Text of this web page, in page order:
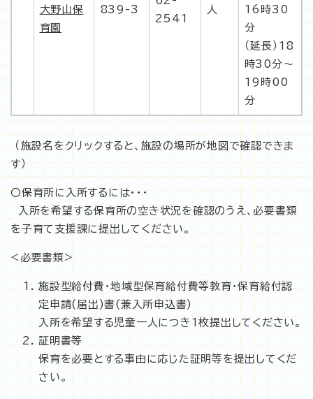
大野山保
育園
839-3
2541
人
16時30
分
（延長）18
時30分〜
19時00
分
（施設名をクリックすると、施設の場所が地図で確認できま
す）
〇保育所に入所するには・・・
入所を希望する保育所の空き状況を確認のうえ、必要書類
を子育て支援課に提出してください。
<必要書類>
施設型給付費・地域型保育給付費等教育・保育給付認
定申請(届出)書(兼入所申込書)
入所を希望する児童一人につき1枚提出してください。
証明書等
保育を必要とする事由に応じた証明等を提出してくだ
さい。